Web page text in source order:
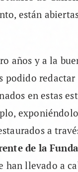
están
años y a la
podido
en estas
a
de la
han llevado a